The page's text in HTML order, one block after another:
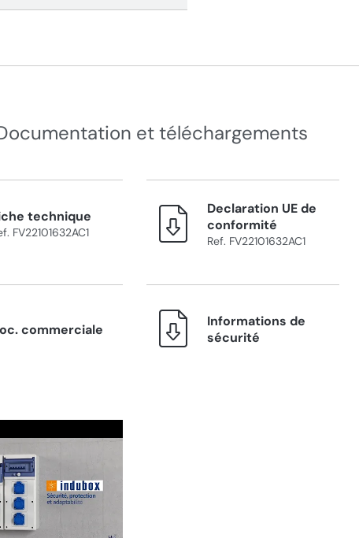
et téléchargements
technique
FV22101632AC1
Declaration UE de
conformité
Ref. FV22101632AC1
commerciale
Informations de
sécurité